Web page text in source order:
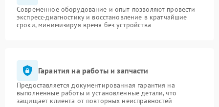
Современное оборудование и опыт позволяют провести
экспресс-диагностику и восстановление в кратчайшие
сроки, минимизируя время без устройства
Гарантия на работы и запчасти
Предоставляется документированная гарантия на
выполненные работы и установленные детали, что
защищает клиента от повторных неисправностей